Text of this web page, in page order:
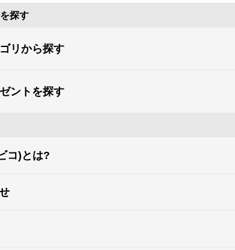
探す
リから探す
ントを探す
コ)とは?